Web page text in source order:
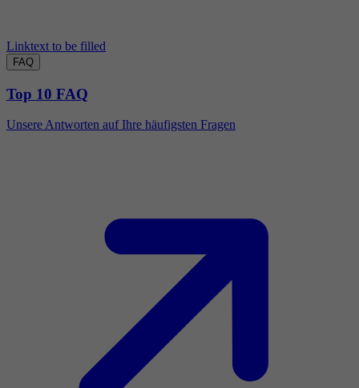
Linktext to be filled
FAQ
Top 10 FAQ
Unsere Antworten auf Ihre häufigsten Fragen